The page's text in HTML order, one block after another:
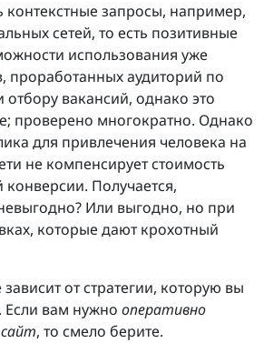
контекстные запросы, например,
сетей, то есть позитивные
использования уже
проработанных аудиторий по
вакансий, однако это
проверено многократно. Однако
для привлечения человека на
не компенсирует стоимость
Получается,
Или выгодно, но при
которые дают крохотный
от стратегии, которую вы
Если вам нужно оперативно
, то смело берите.